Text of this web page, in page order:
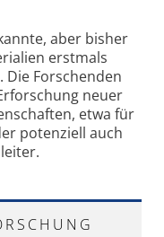
aber bisher
erstmals
Forschenden
neuer
etwa für
potenziell auch